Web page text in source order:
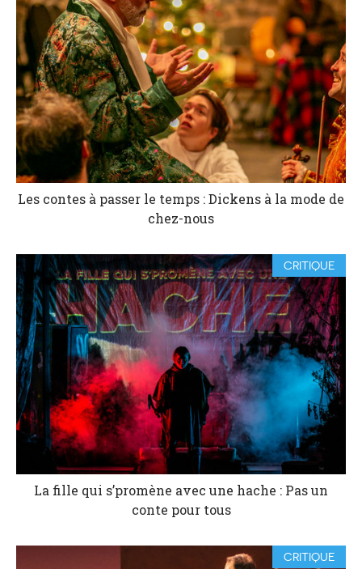
Les contes à passer le temps : Dickens à la mode de
chez-nous
CRITIQUE
La fille qui s’promène avec une hache : Pas un
conte pour tous
CRITIQUE